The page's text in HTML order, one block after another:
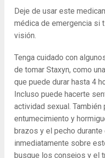
Deje de usar este
médica de emergencia si
visión.
Tenga cuidado con
de tomar Staxyn, como
que puede durar hasta 4
Incluso puede hacerte
actividad sexual.
entumecimiento y
brazos y el pecho
inmediatamente sobre
busque los consejos y el